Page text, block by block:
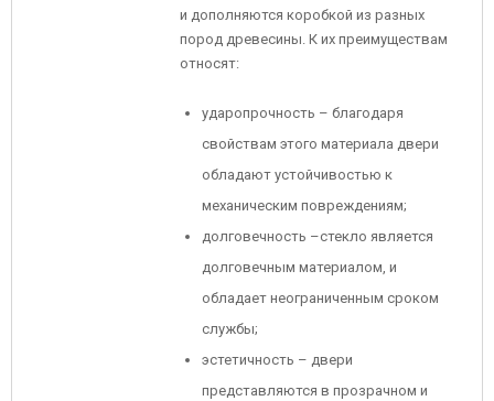
и дополняются коробкой из разных
пород древесины. К их преимуществам
относят:
ударопрочность – благодаря
свойствам этого материала двери
обладают устойчивостью к
механическим повреждениям;
долговечность –стекло является
долговечным материалом, и
обладает неограниченным сроком
службы;
эстетичность – двери
представляются в прозрачном и